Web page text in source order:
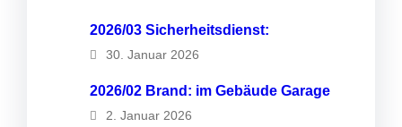
2026/03 Sicherheitsdienst:
30. Januar 2026
2026/02 Brand: im Gebäude Garage
2. Januar 2026